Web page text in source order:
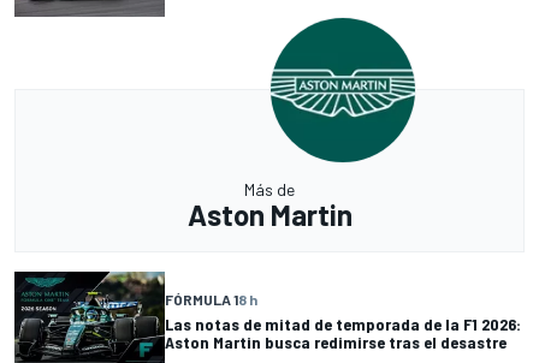
Más de
Aston Martin
FÓRMULA 18 h
Las notas de mitad de temporada de la F1 2026:
Aston Martin busca redimirse tras el desastre